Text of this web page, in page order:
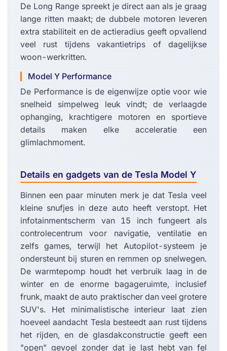
De Long Range spreekt je direct aan als je graag
lange ritten maakt; de dubbele motoren leveren
extra stabiliteit en de actieradius geeft opvallend
veel rust tijdens vakantietrips of dagelijkse
woon-werkritten.
Model Y Performance
De Performance is de eigenwijze optie voor wie
snelheid simpelweg leuk vindt; de verlaagde
ophanging, krachtigere motoren en sportieve
details maken elke acceleratie een
glimlachmoment.
Details en gadgets van de Tesla Model Y
Binnen een paar minuten merk je dat Tesla veel
kleine snufjes in deze auto heeft verstopt. Het
infotainmentscherm van 15 inch fungeert als
controlecentrum voor navigatie, ventilatie en
zelfs games, terwijl het Autopilot-systeem je
ondersteunt bij sturen en remmen op snelwegen.
De warmtepomp houdt het verbruik laag in de
winter en de enorme bagageruimte, inclusief
frunk, maakt de auto praktischer dan veel grotere
SUV's. Het minimalistische interieur laat zien
hoeveel aandacht Tesla besteedt aan rust tijdens
het rijden, en de glasdakconstructie geeft een
"open" gevoel zonder dat je last hebt van fel